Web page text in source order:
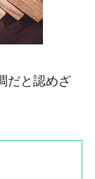
だと認めざ